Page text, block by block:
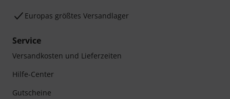
Europas größtes Versandlager
Service
Versandkosten und Lieferzeiten
Hilfe-Center
Gutscheine